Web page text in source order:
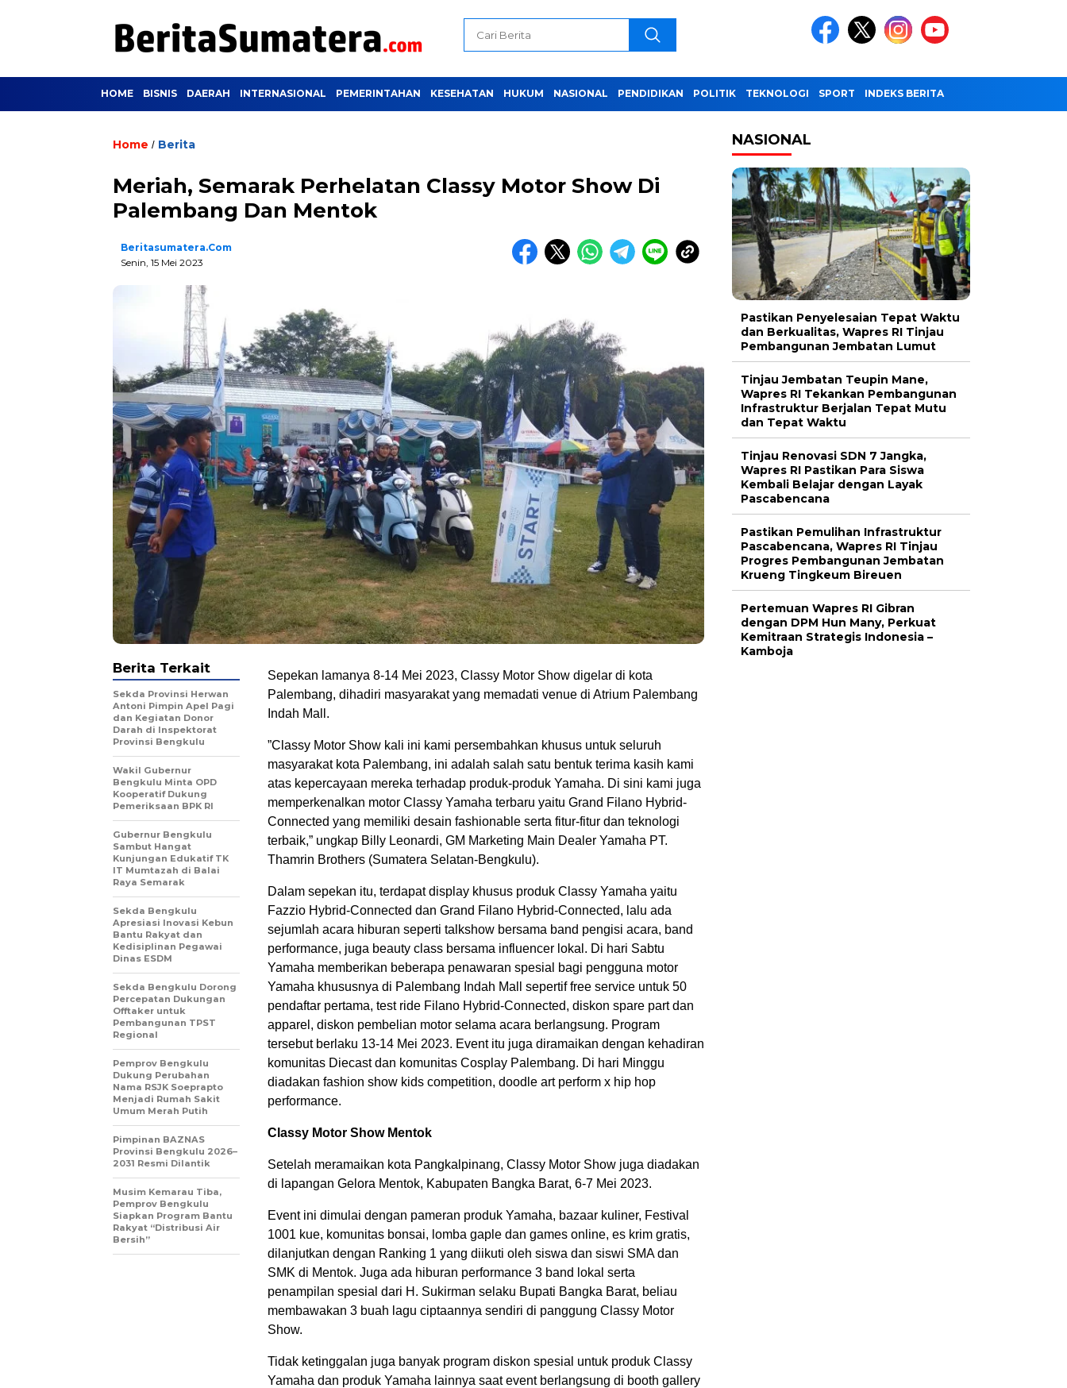
HOME BISNIS DAERAH INTERNASIONAL PEMERINTAHAN KESEHATAN HUKUM NASIONAL PENDIDIKAN POLITIK TEKNOLOGI SPORT INDEKS BERITA
Home / Berita
Meriah, Semarak Perhelatan Classy Motor Show Di
Palembang Dan Mentok
Beritasumatera.com
Senin, 15 Mei 2023
Sepekan lamanya 8-14 Mei 2023, Classy Motor Show digelar di kota
Palembang, dihadiri masyarakat yang memadati venue di Atrium Palembang
Indah Mall.
”Classy Motor Show kali ini kami persembahkan khusus untuk seluruh
masyarakat kota Palembang, ini adalah salah satu bentuk terima kasih kami
atas kepercayaan mereka terhadap produk-produk Yamaha. Di sini kami juga
memperkenalkan motor Classy Yamaha terbaru yaitu Grand Filano Hybrid-
Connected yang memiliki desain fashionable serta fitur-fitur dan teknologi
terbaik,” ungkap Billy Leonardi, GM Marketing Main Dealer Yamaha PT.
Thamrin Brothers (Sumatera Selatan-Bengkulu).
Dalam sepekan itu, terdapat display khusus produk Classy Yamaha yaitu
Fazzio Hybrid-Connected dan Grand Filano Hybrid-Connected, lalu ada
sejumlah acara hiburan seperti talkshow bersama band pengisi acara, band
performance, juga beauty class bersama influencer lokal. Di hari Sabtu
Yamaha memberikan beberapa penawaran spesial bagi pengguna motor
Yamaha khususnya di Palembang Indah Mall sepertif free service untuk 50
pendaftar pertama, test ride Filano Hybrid-Connected, diskon spare part dan
apparel, diskon pembelian motor selama acara berlangsung. Program
tersebut berlaku 13-14 Mei 2023. Event itu juga diramaikan dengan kehadiran
komunitas Diecast dan komunitas Cosplay Palembang. Di hari Minggu
diadakan fashion show kids competition, doodle art perform x hip hop
performance.
Classy Motor Show Mentok
Setelah meramaikan kota Pangkalpinang, Classy Motor Show juga diadakan
di lapangan Gelora Mentok, Kabupaten Bangka Barat, 6-7 Mei 2023.
Event ini dimulai dengan pameran produk Yamaha, bazaar kuliner, Festival
1001 kue, komunitas bonsai, lomba gaple dan games online, es krim gratis,
dilanjutkan dengan Ranking 1 yang diikuti oleh siswa dan siswi SMA dan
SMK di Mentok. Juga ada hiburan performance 3 band lokal serta
penampilan spesial dari H. Sukirman selaku Bupati Bangka Barat, beliau
membawakan 3 buah lagu ciptaannya sendiri di panggung Classy Motor
Show.
Tidak ketinggalan juga banyak program diskon spesial untuk produk Classy
Yamaha dan produk Yamaha lainnya saat event berlangsung di booth gallery
Berita Terkait
Sekda Provinsi Herwan
Antoni Pimpin Apel Pagi
dan Kegiatan Donor
Darah di Inspektorat
Provinsi Bengkulu
Wakil Gubernur
Bengkulu Minta OPD
Kooperatif Dukung
Pemeriksaan BPK RI
Gubernur Bengkulu
Sambut Hangat
Kunjungan Edukatif TK
IT Mumtazah di Balai
Raya Semarak
Sekda Bengkulu
Apresiasi Inovasi Kebun
Bantu Rakyat dan
Kedisiplinan Pegawai
Dinas ESDM
Sekda Bengkulu Dorong
Percepatan Dukungan
Offtaker untuk
Pembangunan TPST
Regional
Pemprov Bengkulu
Dukung Perubahan
Nama RSJK Soeprapto
Menjadi Rumah Sakit
Umum Merah Putih
Pimpinan BAZNAS
Provinsi Bengkulu 2026–
2031 Resmi Dilantik
Musim Kemarau Tiba,
Pemprov Bengkulu
Siapkan Program Bantu
Rakyat “Distribusi Air
Bersih”
NASIONAL
Pastikan Penyelesaian Tepat Waktu
dan Berkualitas, Wapres RI Tinjau
Pembangunan Jembatan Lumut
Tinjau Jembatan Teupin Mane,
Wapres RI Tekankan Pembangunan
Infrastruktur Berjalan Tepat Mutu
dan Tepat Waktu
Tinjau Renovasi SDN 7 Jangka,
Wapres RI Pastikan Para Siswa
Kembali Belajar dengan Layak
Pascabencana
Pastikan Pemulihan Infrastruktur
Pascabencana, Wapres RI Tinjau
Progres Pembangunan Jembatan
Krueng Tingkeum Bireuen
Pertemuan Wapres RI Gibran
dengan DPM Hun Many, Perkuat
Kemitraan Strategis Indonesia –
Kamboja